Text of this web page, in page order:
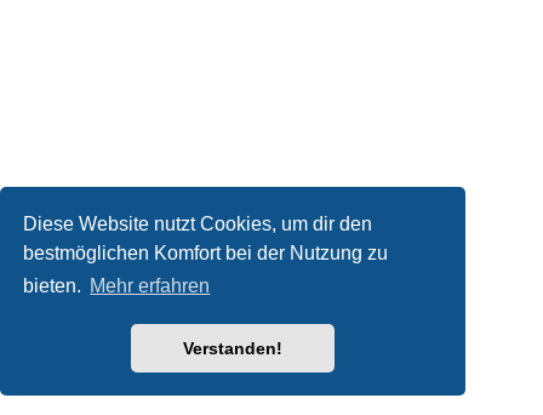
Diese Website nutzt Cookies, um dir den
bestmöglichen Komfort bei der Nutzung zu
bieten. Mehr erfahren
Verstanden!